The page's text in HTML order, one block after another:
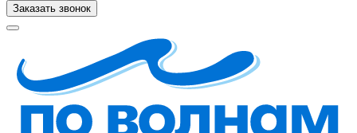
Заказать звонок